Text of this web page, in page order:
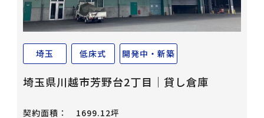
埼玉 低床式 開発中・新築
埼玉県川越市芳野台2丁目｜貸し倉庫
契約面積：
1699.12坪